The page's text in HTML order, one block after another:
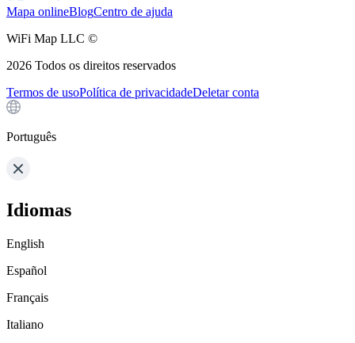
Mapa onlineBlogCentro de ajuda
WiFi Map LLC ©
2026 Todos os direitos reservados
Termos de usoPolítica de privacidadeDeletar conta
Português
Idiomas
English
Español
Français
Italiano